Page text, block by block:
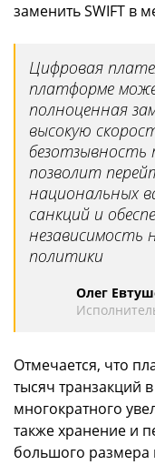
заменить SWIFT в
Цифровая
платформе
полноценная
высокую
безотзывность
позволит
национальных
санкций и
независимость
политики
Олег
Отмечается, что
тысяч транзакций
многократного
также хранение и
большого